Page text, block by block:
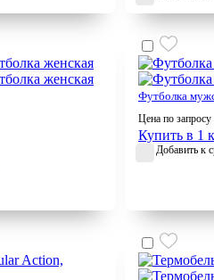
Футболка
Цена по запросу
Купить в 1
Добавить к